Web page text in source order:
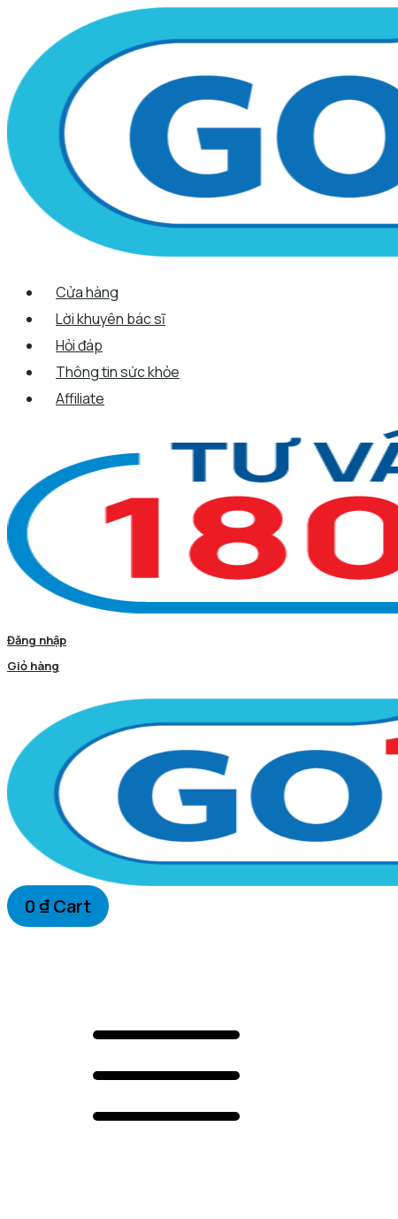
dung
Cửa hàng
Lời khuyên bác sĩ
Hỏi đáp
Thông tin sức khỏe
Affiliate
Đăng nhập
Giỏ hàng
0₫Cart
web